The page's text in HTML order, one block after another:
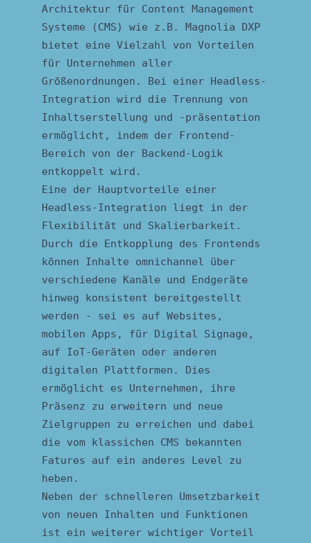
Architektur für Content Management
Systeme (CMS) wie z.B. Magnolia DXP
bietet eine Vielzahl von Vorteilen
für Unternehmen aller
Größenordnungen. Bei einer Headless-
Integration wird die Trennung von
Inhaltserstellung und -präsentation
ermöglicht, indem der Frontend-
Bereich von der Backend-Logik
entkoppelt wird.
Eine der Hauptvorteile einer
Headless-Integration liegt in der
Flexibilität und Skalierbarkeit.
Durch die Entkopplung des Frontends
können Inhalte omnichannel über
verschiedene Kanäle und Endgeräte
hinweg konsistent bereitgestellt
werden - sei es auf Websites,
mobilen Apps, für Digital Signage,
auf IoT-Geräten oder anderen
digitalen Plattformen. Dies
ermöglicht es Unternehmen, ihre
Präsenz zu erweitern und neue
Zielgruppen zu erreichen und dabei
die vom klassichen CMS bekannten
Fatures auf ein anderes Level zu
heben.
Neben der schnelleren Umsetzbarkeit
von neuen Inhalten und Funktionen
ist ein weiterer wichtiger Vorteil